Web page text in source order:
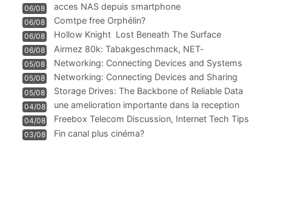
06/08 acces NAS depuis smartphone
06/08 Comtpe free Orphélin?
06/08 Hollow Knight  Lost Beneath The Surface
06/08
Airmez 80k: Tabakgeschmack, NET-
Technologie und Leistung im
05/08 Networking: Connecting Devices and Systems
05/08
Networking: Connecting Devices and Sharing
Information
05/08
Storage Drives: The Backbone of Reliable Data
Management
04/08
une amelioration importante dans la reception
WIFI
04/08
Freebox Telecom Discussion, Internet Tech Tips
Communi
03/08 Fin canal plus cinéma?